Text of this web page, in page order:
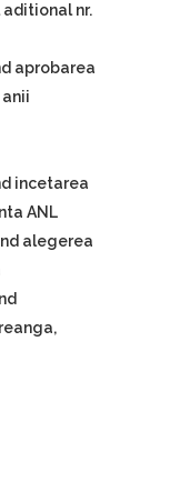
aditional nr.
aprobarea
incetarea
ANL
alegerea